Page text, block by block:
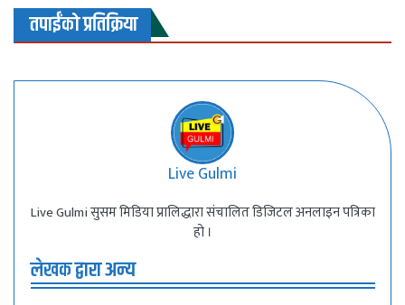
तपाईंको प्रतिक्रिया
Live Gulmi
Live Gulmi सुसम मिडिया प्रालिद्धारा संचालित डिजिटल अनलाइन पत्रिका
हो ।
लेखक द्वारा अन्य